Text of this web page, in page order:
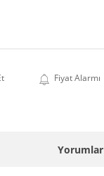
Fiyat Alarmı
Yorumlar